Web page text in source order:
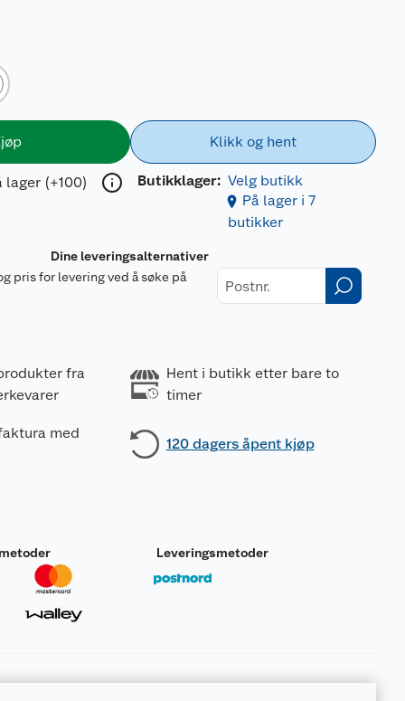
lager (+100)
Klikk og hent
Butikklager: Velg butikk
På lager i 7
butikker
Dine leveringsalternativer
pris for levering ved å søke på
fra
Hent i butikk etter bare to
timer
med
120 dagers åpent kjøp
Leveringsmetoder